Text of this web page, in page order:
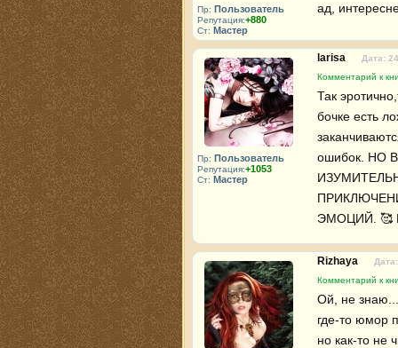
Пр: Пользователь
Репутация:+880
Ст: Мастер
ад,
Пр: Пользователь
Репутация:+1053
Ст: Мастер
larisa
Дата:
Комментарий к
Так
бочке есть
ошибок. НО
ЭМОЦИЙ. 🥰
Rizhaya
Комментарий к
Ой, не знаю...
где-то юмор
но как-то не